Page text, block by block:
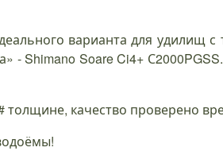
варианта для удилищ
- Shimano Soare Ci4+
толщине, качество проверено